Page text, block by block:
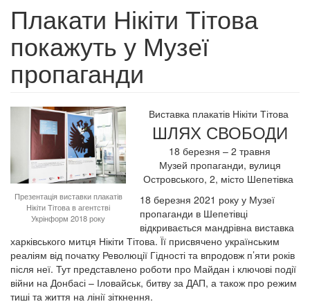
Плакати Нікіти Тітова
покажуть у Музеї
пропаганди
Презентація виставки плакатів
Нікіти Тітова в агентстві
Укрінформ 2018 року
Виставка плакатів Нікіти Тітова
ШЛЯХ СВОБОДИ
18 березня – 2 травня
Музей пропаганди, вулиця
Островського, 2, місто Шепетівка
18 березня 2021 року у Музеї
пропаганди в Шепетівці
відкривається мандрівна виставка
харківського митця Нікіти Тітова. Її присвячено українським
реаліям від початку Революції Гідності та впродовж п’яти років
після неї. Тут представлено роботи про Майдан і ключові події
війни на Донбасі – Іловайськ, битву за ДАП, а також про режим
тиші та життя на лінії зіткнення.